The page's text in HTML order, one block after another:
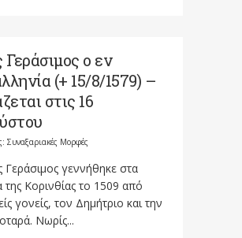
Γεράσιμος ο εν
(+ 15/8/1579) –
στις 16
Συναξαριακές Μορφές
Γεράσιμος γεννήθηκε στα
της Κορινθίας το 1509 από
γονείς, τον Δημήτριο και την
Νωρίς...